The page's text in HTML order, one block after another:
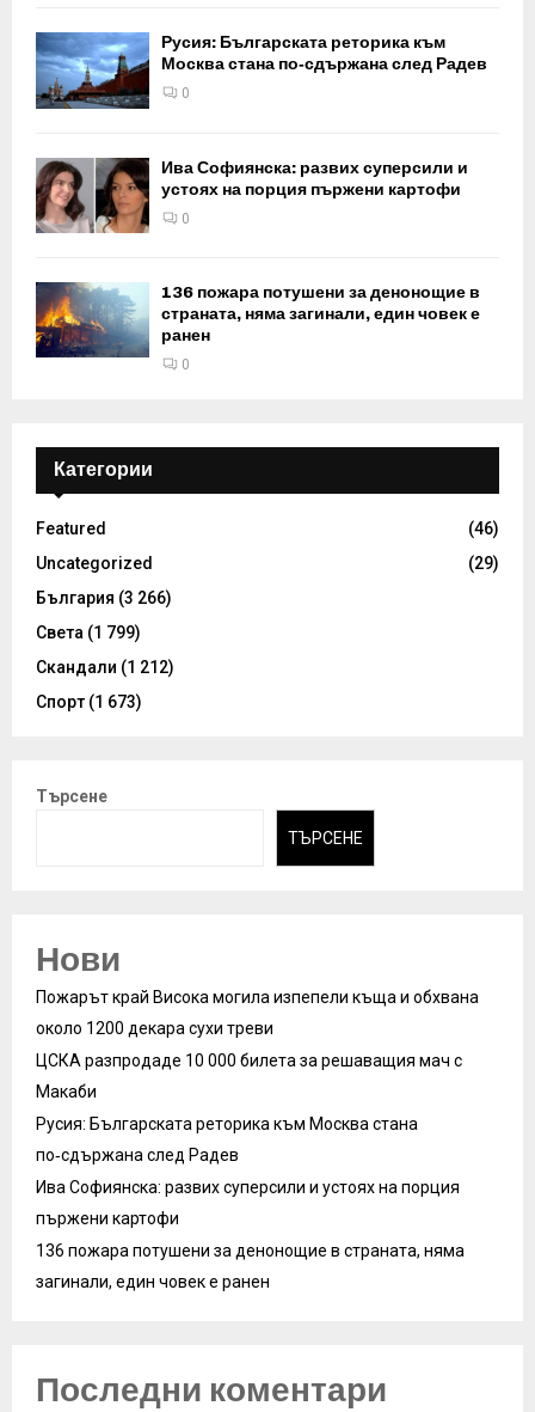
Русия: Българската реторика към
Москва стана по‑сдържана след Радев
0
Ива Софиянска: развих суперсили и
устоях на порция пържени картофи
0
136 пожара потушени за денонощие в
страната, няма загинали, един човек е
ранен
0
Категории
Featured
(46)
Uncategorized
(29)
България (3 266)
Света (1 799)
Скандали (1 212)
Спорт (1 673)
Търсене
ТЪРСЕНЕ
Нови
Пожарът край Висока могила изпепели къща и обхвана
около 1200 декара сухи треви
ЦСКА разпродаде 10 000 билета за решаващия мач с
Макаби
Русия: Българската реторика към Москва стана
по‑сдържана след Радев
Ива Софиянска: развих суперсили и устоях на порция
пържени картофи
136 пожара потушени за денонощие в страната, няма
загинали, един човек е ранен
Последни коментари